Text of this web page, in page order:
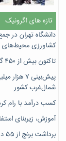
تازه های اگرونیک
کشاورزی محیط‌های
تاکنون بیش از ۴۵۰ گلخانه و باغ استان یزد شناسنامه‌دار شده‌اند
پیش‌بینی
شمال‌غرب کشور
کسب درآمد با رام
آموزش، زیربنای
برداشت برنج از ۵۵ درصد اراضی شالیکاری گیلان